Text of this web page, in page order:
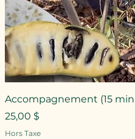
Accompagnement (15
Prix
25,00 $
Hors Taxe